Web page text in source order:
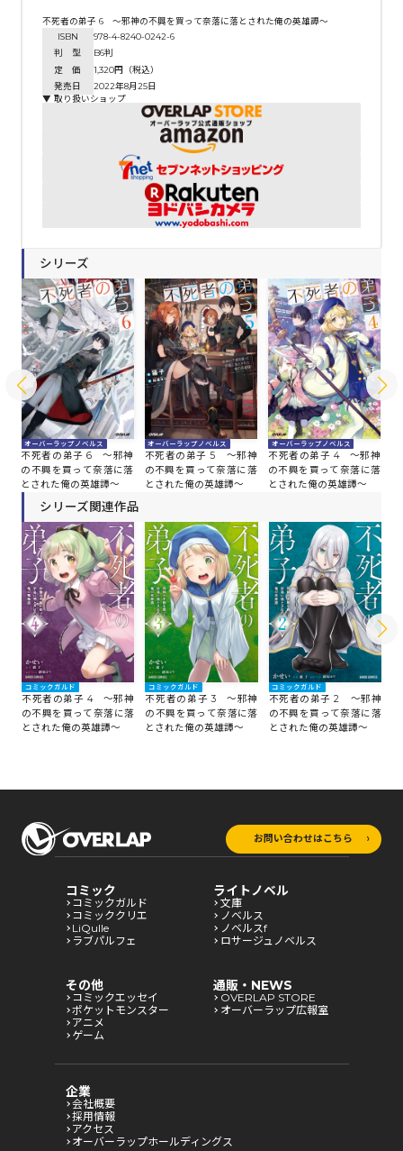
不死者の弟子 6 ～邪神の不興を買って奈落に落とされた俺の英雄譚～
ISBN
978-4-8240-0242-6
判 型
B6判
定 価
1,320円（税込）
発売日
2022年8月25日
▼ 取り扱いショップ
シリーズ
オーバーラップノベルス
不死者の弟子 6 ～邪神
の不興を買って奈落に落
とされた俺の英雄譚～
オーバーラップノベルス
不死者の弟子 5 ～邪神
の不興を買って奈落に落
とされた俺の英雄譚～
オーバーラップノベルス
不死者の弟子 4 ～邪神
の不興を買って奈落に落
とされた俺の英雄譚～
シリーズ関連作品
コミックガルド
不死者の弟子 4 ～邪神
の不興を買って奈落に落
とされた俺の英雄譚～
コミックガルド
不死者の弟子 3 ～邪神
の不興を買って奈落に落
とされた俺の英雄譚～
コミックガルド
不死者の弟子 2 ～邪神
の不興を買って奈落に落
とされた俺の英雄譚～
お問い合わせはこちら
コミック
コミックガルド
コミッククリエ
LiQulle
ラブパルフェ
ライトノベル
文庫
ノベルス
ノベルスf
ロサージュノベルス
その他
コミックエッセイ
ポケットモンスター
アニメ
ゲーム
通販・NEWS
OVERLAP STORE
オーバーラップ広報室
企業
会社概要
採用情報
アクセス
オーバーラップホールディングス